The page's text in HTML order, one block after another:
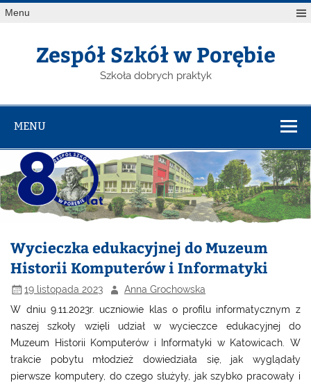
Menu
Zespół Szkół w Porębie
Szkoła dobrych praktyk
MENU
Wycieczka edukacyjnej do Muzeum
Historii Komputerów i Informatyki
19 listopada 2023 Anna Grochowska
W dniu 9.11.2023r. uczniowie klas o profilu informatycznym z
naszej szkoły wzięli udział w wycieczce edukacyjnej do
Muzeum Historii Komputerów i Informatyki w Katowicach. W
trakcie pobytu młodzież dowiedziała się, jak wyglądały
pierwsze komputery, do czego służyły, jak szybko pracowały i